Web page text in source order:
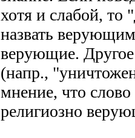
хотя и слабой, то
назвать
верующие. Другое
(напр.,
мнение, что
религиозно